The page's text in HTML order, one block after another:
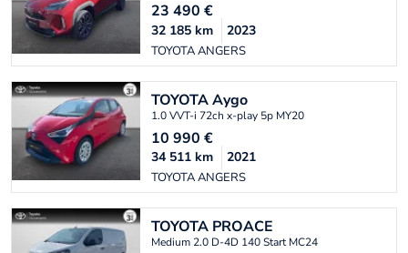
23 490 €
TOYOTA ANGERS
32 185 km 2023
TOYOTAAygo
1.0 VVT-i 72ch x-play 5p MY20
10 990 €
TOYOTA ANGERS
34 511 km 2021
TOYOTA PROACE
Medium 2.0 D-4D 140 Start MC24